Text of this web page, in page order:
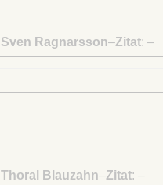
Sven Ragnarsson–Zitat: –
Thoral Blauzahn–Zitat: –